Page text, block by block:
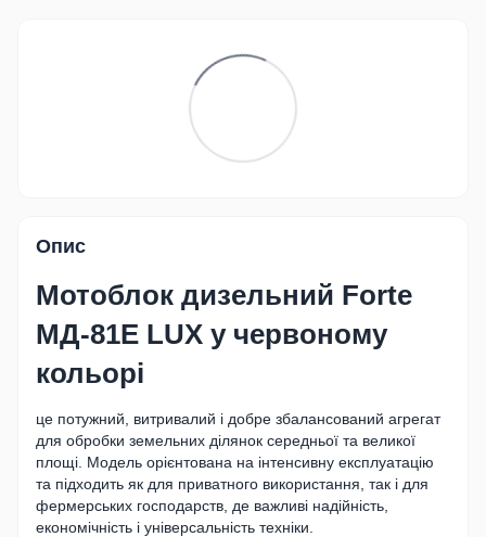
Опис
Мотоблок дизельний Forte
МД-81Е LUX у червоному
кольорі
це потужний, витривалий і добре збалансований агрегат
для обробки земельних ділянок середньої та великої
площі. Модель орієнтована на інтенсивну експлуатацію
та підходить як для приватного використання, так і для
фермерських господарств, де важливі надійність,
економічність і універсальність техніки.